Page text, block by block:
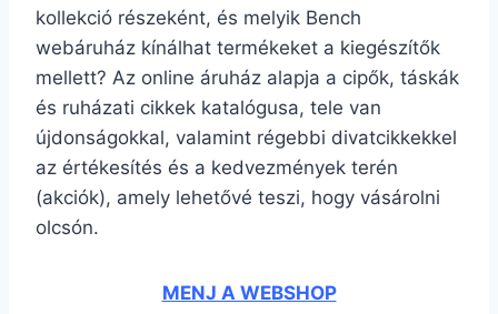
kollekció részeként, és melyik Bench
webáruház kínálhat termékeket a kiegészítők
mellett? Az online áruház alapja a cipők, táskák
és ruházati cikkek katalógusa, tele van
újdonságokkal, valamint régebbi divatcikkekkel
az értékesítés és a kedvezmények terén
(akciók), amely lehetővé teszi, hogy vásárolni
olcsón.
MENJ A WEBSHOP